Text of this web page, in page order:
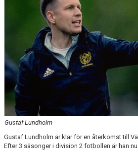
DOKUMENT
FÖLJ OSS PÅ FACEBOOK
Gustaf Lundholm
Gustaf Lundholm är klar för en återkomst till
Efter 3 säsonger i division 2 fotbollen är han